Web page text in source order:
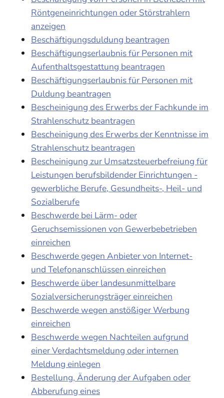
Röntgeneinrichtungen oder Störstrahlern
anzeigen
Beschäftigungsduldung beantragen
Beschäftigungserlaubnis für Personen mit
Aufenthaltsgestattung beantragen
Beschäftigungserlaubnis für Personen mit
Duldung beantragen
Bescheinigung des Erwerbs der Fachkunde im
Strahlenschutz beantragen
Bescheinigung des Erwerbs der Kenntnisse im
Strahlenschutz beantragen
Bescheinigung zur Umsatzsteuerbefreiung für
Leistungen berufsbildender Einrichtungen -
gewerbliche Berufe, Gesundheits-, Heil- und
Sozialberufe
Beschwerde bei Lärm- oder
Geruchsemissionen von Gewerbebetrieben
einreichen
Beschwerde gegen Anbieter von Internet-
und Telefonanschlüssen einreichen
Beschwerde über landesunmittelbare
Sozialversicherungsträger einreichen
Beschwerde wegen anstößiger Werbung
einreichen
Beschwerde wegen Nachteilen aufgrund
einer Verdachtsmeldung oder internen
Meldung einlegen
Bestellung, Änderung der Aufgaben oder
Abberufung eines